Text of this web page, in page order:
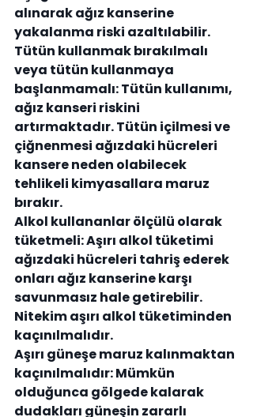
alınarak ağız kanserine
yakalanma riski azaltılabilir.
Tütün kullanmak bırakılmalı
veya tütün kullanmaya
başlanmamalı: Tütün kullanımı,
ağız kanseri riskini
artırmaktadır. Tütün içilmesi ve
çiğnenmesi ağızdaki hücreleri
kansere neden olabilecek
tehlikeli kimyasallara maruz
bırakır.
Alkol kullananlar ölçülü olarak
tüketmeli: Aşırı alkol tüketimi
ağızdaki hücreleri tahriş ederek
onları ağız kanserine karşı
savunmasız hale getirebilir.
Nitekim aşırı alkol tüketiminden
kaçınılmalıdır.
Aşırı güneşe maruz kalınmaktan
kaçınılmalıdır: Mümkün
olduğunca gölgede kalarak
dudakları güneşin zararlı